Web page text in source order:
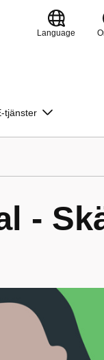
Language
tjänster
-